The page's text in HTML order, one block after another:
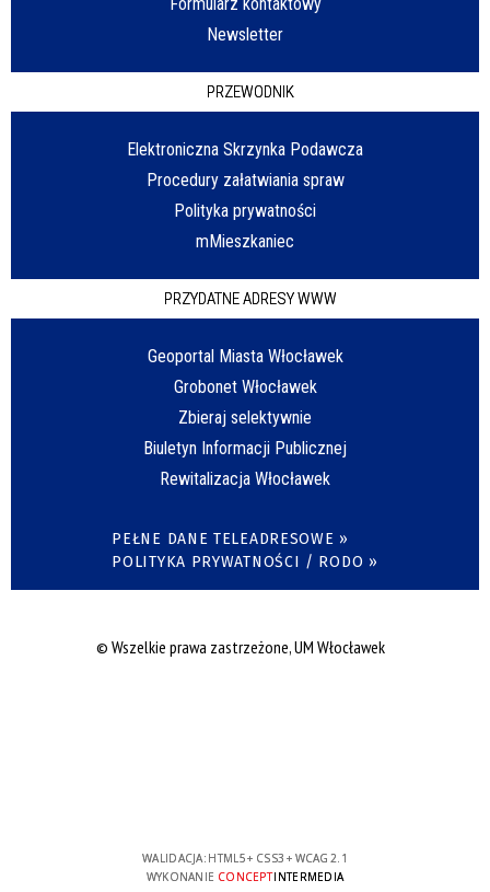
Newsletter
PRZEWODNIK
Elektroniczna Skrzynka Podawcza
Procedury załatwiania spraw
Polityka prywatności
mMieszkaniec
PRZYDATNE ADRESY WWW
Geoportal Miasta Włocławek
Grobonet Włocławek
Zbieraj selektywnie
Biuletyn Informacji Publicznej
Rewitalizacja Włocławek
PEŁNE DANE TELEADRESOWE »
POLITYKA PRYWATNOŚCI / RODO »
© Wszelkie prawa zastrzeżone, UM Włocławek
WALIDACJA: HTML5+ CSS3 + WCAG 2.1
WYKONANIE CONCEPTINTERMEDIA